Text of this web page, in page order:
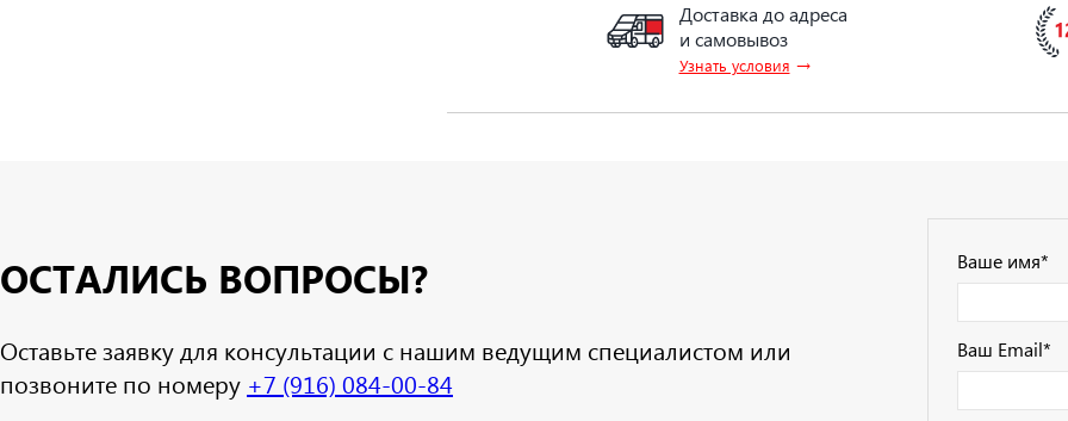
Доставка до адреса
и самовывоз
Узнать условия →
ОСТАЛИСЬ ВОПРОСЫ?
Оставьте заявку для консультации с нашим ведущим специалистом или
позвоните по номеру +7 (916) 084-00-84
Ваше имя*
Ваш Email*